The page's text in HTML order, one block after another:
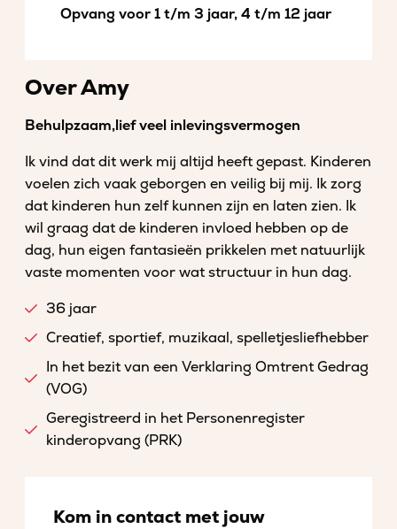
Opvang voor 1 t/m 3 jaar, 4 t/m 12 jaar
Over Amy
Behulpzaam,lief veel inlevingsvermogen
Ik vind dat dit werk mij altijd heeft gepast. Kinderen
voelen zich vaak geborgen en veilig bij mij. Ik zorg
dat kinderen hun zelf kunnen zijn en laten zien. Ik
wil graag dat de kinderen invloed hebben op de
dag, hun eigen fantasieën prikkelen met natuurlijk
vaste momenten voor wat structuur in hun dag.
36 jaar
Creatief, sportief, muzikaal, spelletjesliefhebber
In het bezit van een Verklaring Omtrent Gedrag
(VOG)
Geregistreerd in het Personenregister
kinderopvang (PRK)
Kom in contact met jouw